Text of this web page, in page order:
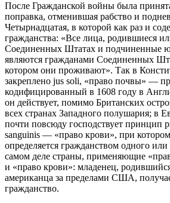
После Гражданской войны была
поправка, отменившая рабство и
Четырнадцатая, в которой как раз и
гражданства: «Все лица, родившиеся
Соединенных Штатах и подчиненные
являются гражданами Соединенных
котором они проживают». Так в
закреплено jus soli, «право почвы» —
кодифицированный в 1608 году в
он действует, помимо Британских
всех странах Западного полушария; в
почти повсюду господствует принцип
sanguinis — «право крови», при
определяется гражданством одного
самом деле страны, применяющие
и «право крови»: младенец,
американца за пределами США,
гражданство.